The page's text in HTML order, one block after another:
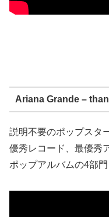
Ariana Grande –
説明不要のポップスタ
優秀レコード、最優秀
ポップアルバムの4部門